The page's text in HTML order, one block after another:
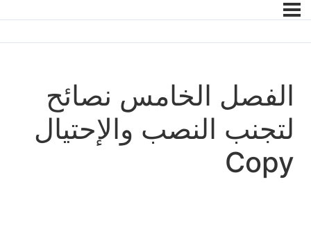
الفصل الخامس نصائح
لتجنب النصب والإحتيال
Copy